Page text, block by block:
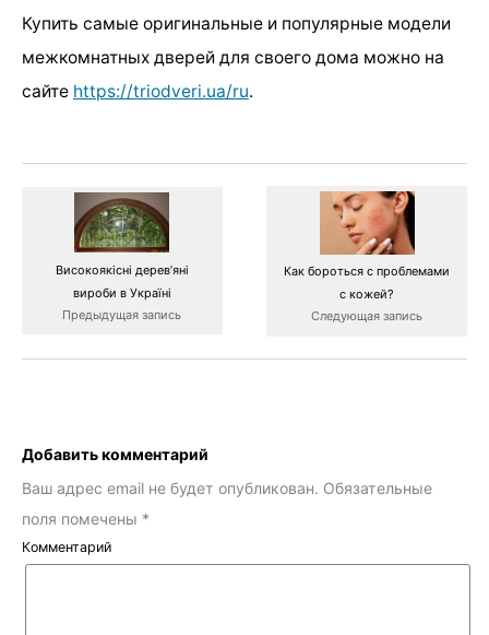
Купить самые оригинальные и популярные модели
межкомнатных дверей для своего дома можно на
сайте https://triodveri.ua/ru.
Високоякісні дерев’яні
вироби в Україні
Предыдущая запись
Как бороться с проблемами
с кожей?
Следующая запись
Добавить комментарий
Ваш адрес email не будет опубликован. Обязательные
поля помечены *
Комментарий